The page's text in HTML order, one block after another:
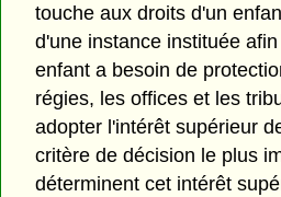
touche aux droits d'un
d'une instance instituée
enfant a besoin de
régies, les offices et les
adopter l'intérêt supérieur
critère de décision le plus
déterminent cet intérêt